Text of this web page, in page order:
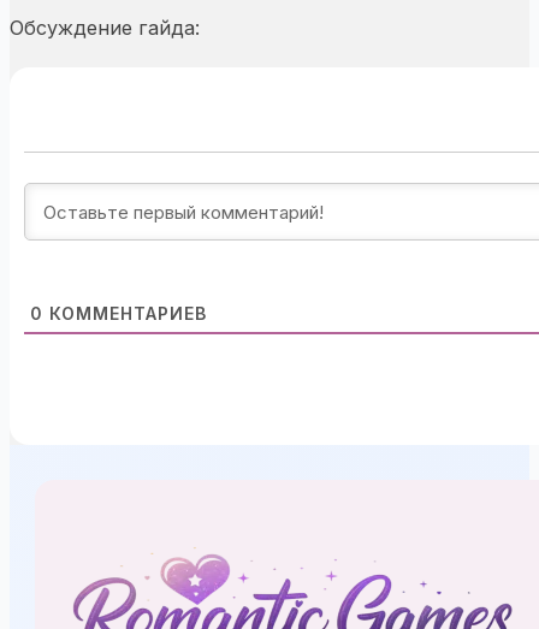
Обсуждение гайда:
0 КОММЕНТАРИЕВ